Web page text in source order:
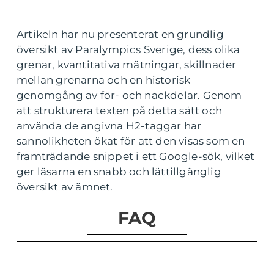
Artikeln har nu presenterat en grundlig
översikt av Paralympics Sverige, dess olika
grenar, kvantitativa mätningar, skillnader
mellan grenarna och en historisk
genomgång av för- och nackdelar. Genom
att strukturera texten på detta sätt och
använda de angivna H2-taggar har
sannolikheten ökat för att den visas som en
framträdande snippet i ett Google-sök, vilket
ger läsarna en snabb och lättillgänglig
översikt av ämnet.
FAQ